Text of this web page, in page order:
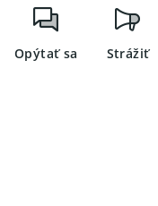
Opýtať sa Strážiť